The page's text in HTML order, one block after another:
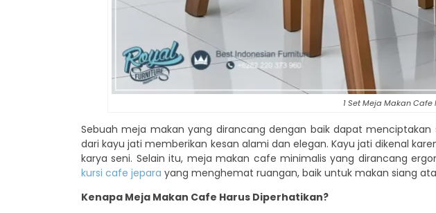
1 Set Meja Makan
Sebuah meja makan yang dirancang dengan baik dapat
dari kayu jati memberikan kesan alami dan elegan. Kayu jati dikenal
karya seni. Selain itu, meja makan cafe minimalis yang dirancang
kursi cafe jepara yang menghemat ruangan, baik untuk makan siang
Kenapa Meja Makan Cafe Harus Diperhatikan?